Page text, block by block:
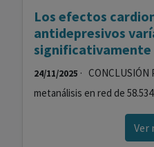
Los efectos
antidepresivos
significativamente
24/11/2025 · CONCLUSIÓN
metanálisis en red de
Ver